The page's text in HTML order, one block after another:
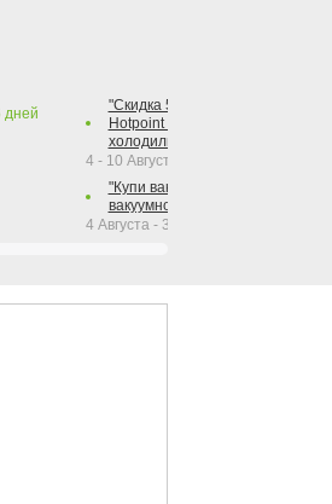
дней
"Скидка 50% на варочную
Hotpoint при покупке духового
холодильника Hotpoint!"
4 - 10 Августа 2026
"Купи вакуумный упаковщик +
вакуумного упаковщика =
4 Августа - 30 Сентября 2026